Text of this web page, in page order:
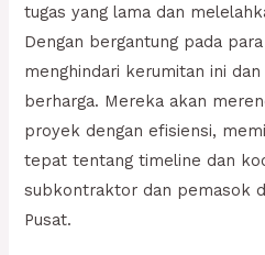
tugas yang lama dan
Dengan bergantung pada
menghindari kerumitan ini
berharga. Mereka akan
proyek dengan efisiensi,
tepat tentang timeline dan
subkontraktor dan pemasok
Pusat.